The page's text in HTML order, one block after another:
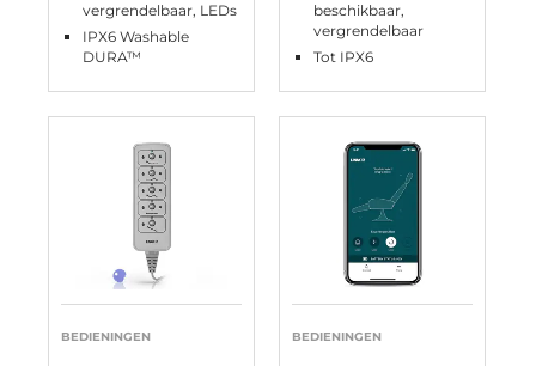
vergrendelbaar, LEDs
IPX6 Washable
DURA™
beschikbaar,
vergrendelbaar
Tot IPX6
BEDIENINGEN BEDIENINGEN